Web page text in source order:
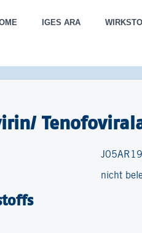
IGES ARA
J05AR19
nicht